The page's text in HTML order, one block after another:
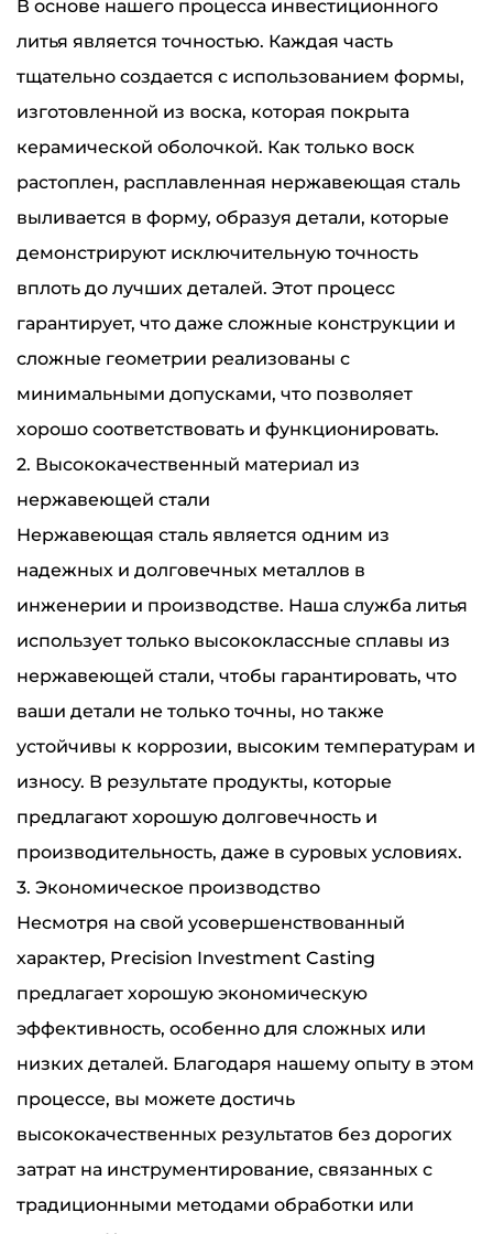
В основе нашего процесса инвестиционного
литья является точностью. Каждая часть
тщательно создается с использованием формы,
изготовленной из воска, которая покрыта
керамической оболочкой. Как только воск
растоплен, расплавленная нержавеющая сталь
выливается в форму, образуя детали, которые
демонстрируют исключительную точность
вплоть до лучших деталей. Этот процесс
гарантирует, что даже сложные конструкции и
сложные геометрии реализованы с
минимальными допусками, что позволяет
хорошо соответствовать и функционировать.
2. Высококачественный материал из
нержавеющей стали
Нержавеющая сталь является одним из
надежных и долговечных металлов в
инженерии и производстве. Наша служба литья
использует только высококлассные сплавы из
нержавеющей стали, чтобы гарантировать, что
ваши детали не только точны, но также
устойчивы к коррозии, высоким температурам и
износу. В результате продукты, которые
предлагают хорошую долговечность и
производительность, даже в суровых условиях.
3. Экономическое производство
Несмотря на свой усовершенствованный
характер, Precision Investment Casting
предлагает хорошую экономическую
эффективность, особенно для сложных или
низких деталей. Благодаря нашему опыту в этом
процессе, вы можете достичь
высококачественных результатов без дорогих
затрат на инструментирование, связанных с
традиционными методами обработки или